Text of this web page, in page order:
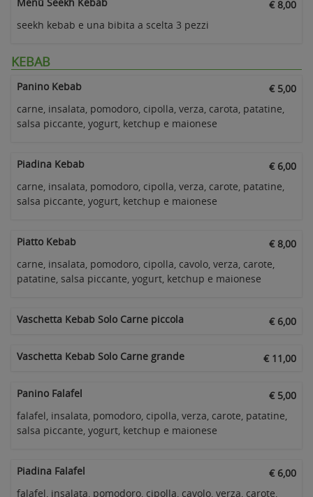
€ 8,00
seekh kebab e una bibita a scelta 3 pezzi
KEBAB
Panino Kebab
€ 5,00
carne, insalata, pomodoro, cipolla, verza, carota, patatine,
salsa piccante, yogurt, ketchup e maionese
Piadina Kebab
€ 6,00
carne, insalata, pomodoro, cipolla, verza, carote, patatine,
salsa piccante, yogurt, ketchup e maionese
Piatto Kebab
€ 8,00
carne, insalata, pomodoro, cipolla, cavolo, verza, carote,
patatine, salsa piccante, yogurt, ketchup e maionese
Vaschetta Kebab Solo Carne piccola € 6,00
Vaschetta Kebab Solo Carne grande € 11,00
Panino Falafel
€ 5,00
falafel, insalata, pomodoro, cipolla, verza, carote, patatine,
salsa piccante, yogurt, ketchup e maionese
Piadina Falafel
€ 6,00
falafel, insalata, pomodoro, cipolla, cavolo, verza, carote,